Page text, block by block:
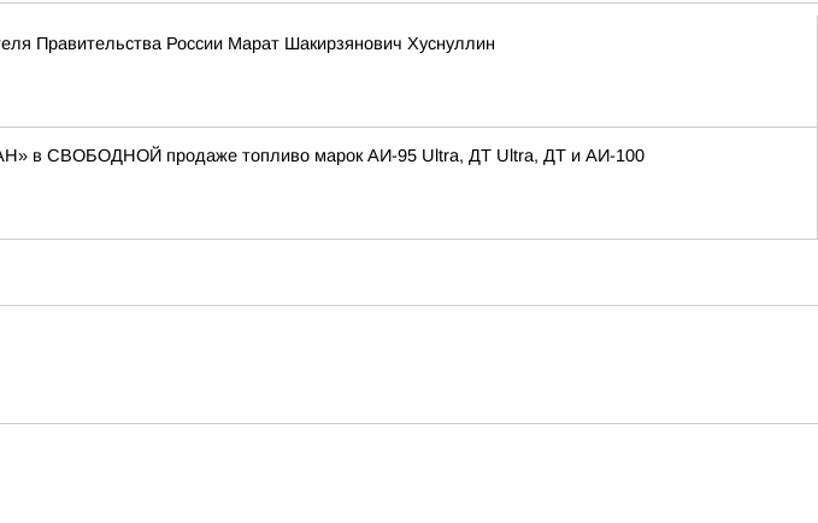
Правительства России Марат Шакирзянович Хуснуллин
в СВОБОДНОЙ продаже топливо марок АИ-95 Ultra, ДТ Ultra, ДТ и АИ-100